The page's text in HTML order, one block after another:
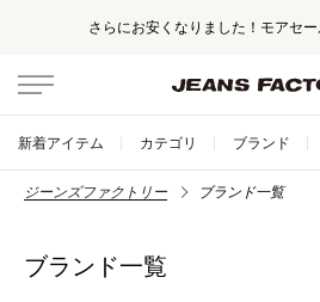
さらにお安くなりました！モアセー
新着アイテム カテゴリ ブランド
ジーンズファクトリー ブランド一覧
ブランド一覧